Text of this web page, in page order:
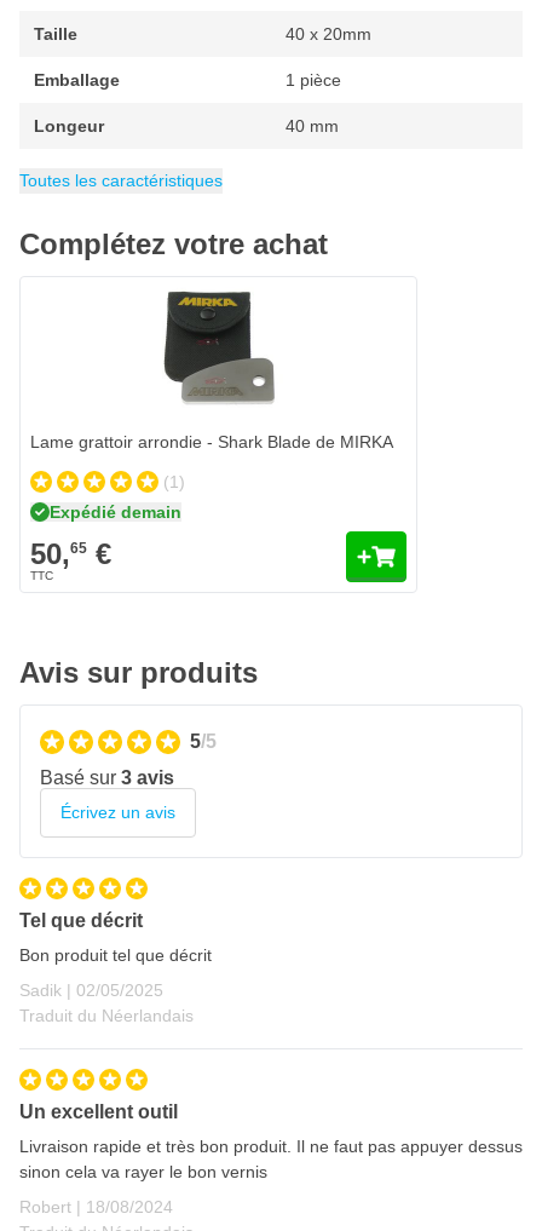
Taille 40 x 20mm
Emballage 1 pièce
Longeur 40 mm
Largeur 20 mm
EAN 6416868960235
Catégorie Réparation défauts peinture
Toutes les caractéristiques
Complétez votre achat
Lame grattoir arrondie - Shark Blade de MIRKA
(1)
Expédié demain
50,65 €
Avis sur produits
5/5
Basé sur 3 avis
Écrivez un avis
Tel que décrit
Bon produit tel que décrit
Sadik | 2 mai 2025
02/05/2025
Traduit du Néerlandais
Un excellent outil
Livraison rapide et très bon produit. Il ne faut pas appuyer dessus
sinon cela va rayer le bon vernis
Robert | 18 août 2024
18/08/2024